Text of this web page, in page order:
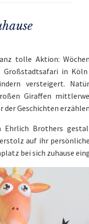
tolle Aktion:
Großstadtsafari in
versteigert.
Giraffen
der Geschichten
Ehrlich Brothers
auf ihr
bei sich zuhause